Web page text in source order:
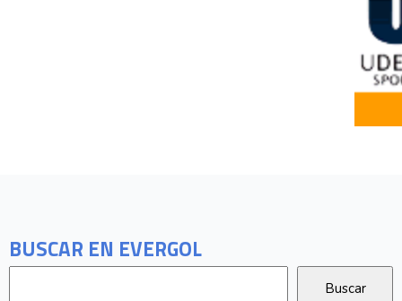
BUSCAR EN EVERGOL